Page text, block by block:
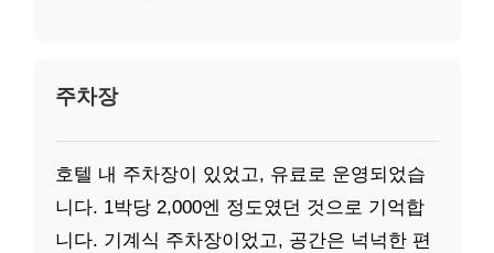
주차장
호텔 내 주차장이 있었고, 유료로 운영되었습
니다. 1박당 2,000엔 정도였던 것으로 기억합
니다. 기계식 주차장이었고, 공간은 넉넉한 편